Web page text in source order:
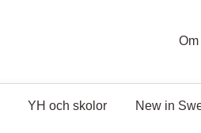
YH och skolor New in